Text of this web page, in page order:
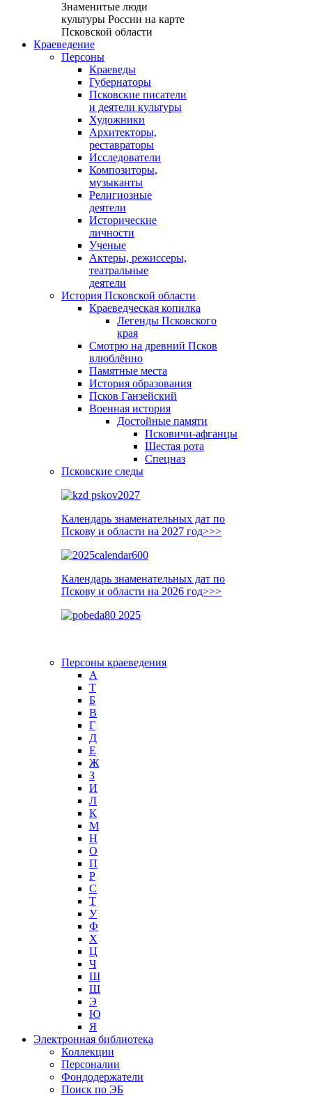
Знаменитые люди
культуры России на карте
Псковской области
Краеведение
Персоны
Краеведы
Губернаторы
Псковские писатели
и деятели культуры
Художники
Архитекторы,
реставраторы
Исследователи
Композиторы,
музыканты
Религиозные
деятели
Исторические
личности
Ученые
Актеры, режиссеры,
театральные
деятели
История Псковской области
Краеведческая копилка
Легенды Псковского
края
Смотрю на древний Псков
влюблённо
Памятные места
История образования
Псков Ганзейский
Военная история
Достойные памяти
Псковичи-афганцы
Шестая рота
Спецназ
Псковские следы
Календарь знаменательных дат по
Пскову и области на 2027 год>>>
Календарь знаменательных дат по
Пскову и области на 2026 год>>>
Персоны краеведения
А
T
Б
В
Г
Д
Е
Ж
З
И
Л
К
М
Н
О
П
Р
С
Т
У
Ф
Х
Ц
Ч
Ш
Щ
Э
Ю
Я
Электронная библиотека
Коллекции
Персоналии
Фондодержатели
Поиск по ЭБ